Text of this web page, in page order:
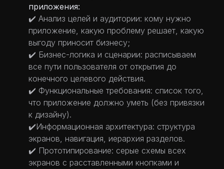
приложения:
✔️ Анализ целей и аудитории: кому нужно
приложение, какую проблему решает, какую
выгоду приносит бизнесу;
✔️ Бизнес-логика и сценарии: расписываем
все пути пользователя от открытия до
конечного целевого действия.
✔️ Функциональные требования: список того,
что приложение должно уметь (без привязки
к дизайну).
✔️Информационная архитектура: структура
экранов, навигация, иерархия разделов.
✔️ Прототипирование: серые схемы всех
экранов с расставленными кнопками и